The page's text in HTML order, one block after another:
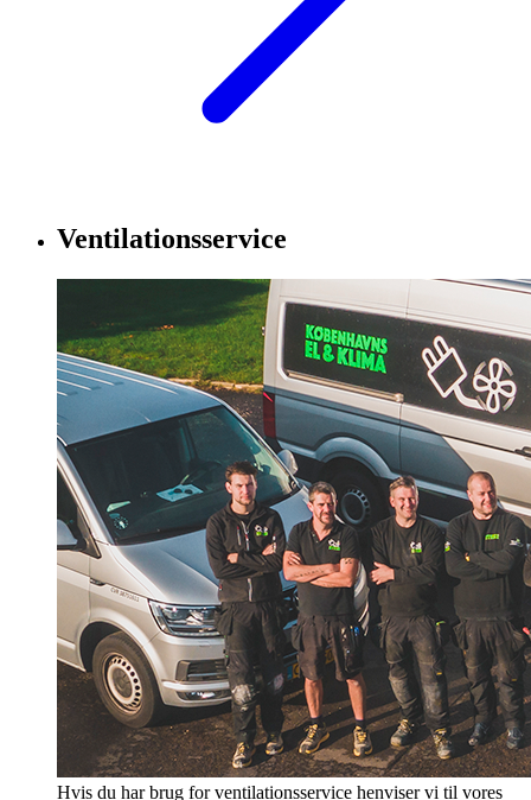
Ventilationsservice
Hvis du har brug for ventilationsservice henviser vi til vores